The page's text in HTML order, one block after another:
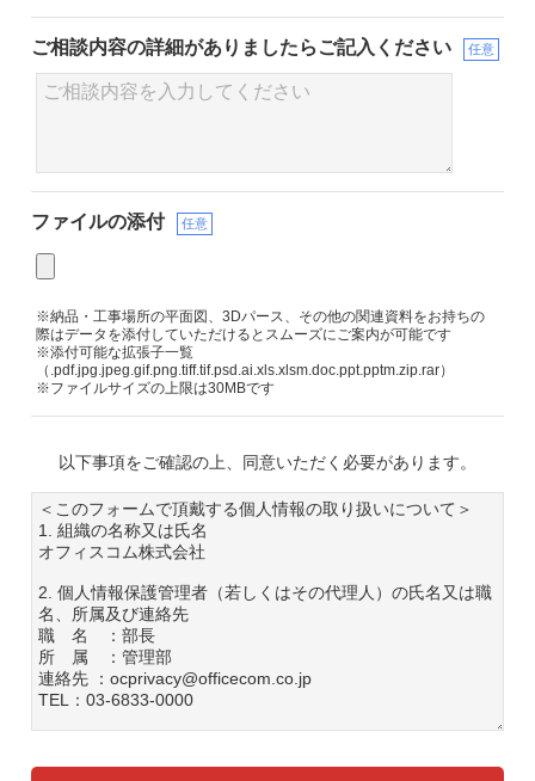
ご相談内容の詳細がありましたらご記入ください 任意
ファイルの添付 任意
※納品・工事場所の平面図、3Dパース、その他の関連資料をお持ちの
際はデータを添付していただけるとスムーズにご案内が可能です
※添付可能な拡張子一覧
（.pdf.jpg.jpeg.gif.png.tiff.tif.psd.ai.xls.xlsm.doc.ppt.pptm.zip.rar）
※ファイルサイズの上限は30MBです
以下事項をご確認の上、同意いただく必要があります。
＜このフォームで頂戴する個人情報の取り扱いについて＞
1. 組織の名称又は氏名
オフィスコム株式会社
2. 個人情報保護管理者（若しくはその代理人）の氏名又は職
名、所属及び連絡先
職 名 ：部長
所 属 ：管理部
連絡先 ：ocprivacy@officecom.co.jp
TEL：03-6833-0000
各種お問い合わせ対応のため